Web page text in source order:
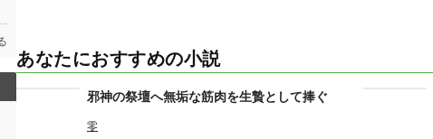
あなたにおすすめの小説
邪神の祭壇へ無垢な筋肉を生贄として捧ぐ
零